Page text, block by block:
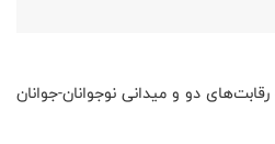
دو و میدانی نوجوانان-جوانان